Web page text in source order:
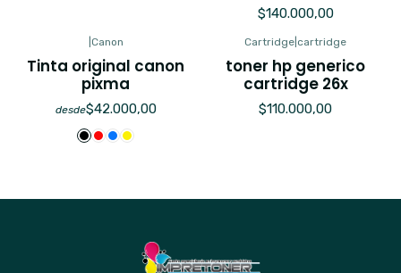
$140.000,00
Canon
Tinta original canon
pixma
desde$42.000,00
Cartridge cartridge
toner hp generico
cartridge 26x
$110.000,00